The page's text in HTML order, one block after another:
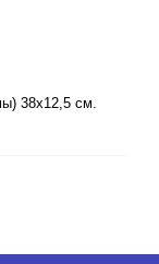
38х12,5 см.